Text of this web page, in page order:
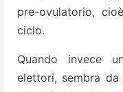
pre-ovulatorio,
ciclo.
Quando invece
elettori, sembra